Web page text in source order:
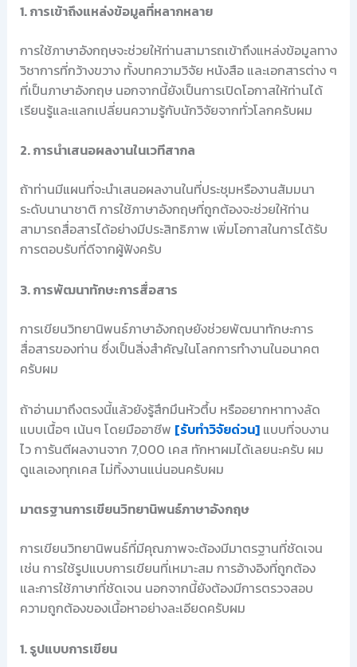
1. การเข้าถึงแหล่งข้อมูลที่หลากหลาย
การใช้ภาษาอังกฤษจะช่วยให้ท่านสามารถเข้าถึงแหล่งข้อมูลทาง
วิชาการที่กว้างขวาง ทั้งบทความวิจัย หนังสือ และเอกสารต่าง ๆ
ที่เป็นภาษาอังกฤษ นอกจากนี้ยังเป็นการเปิดโอกาสให้ท่านได้
เรียนรู้และแลกเปลี่ยนความรู้กับนักวิจัยจากทั่วโลกครับผม
2. การนำเสนอผลงานในเวทีสากล
ถ้าท่านมีแผนที่จะนำเสนอผลงานในที่ประชุมหรืองานสัมมนา
ระดับนานาชาติ การใช้ภาษาอังกฤษที่ถูกต้องจะช่วยให้ท่าน
สามารถสื่อสารได้อย่างมีประสิทธิภาพ เพิ่มโอกาสในการได้รับ
การตอบรับที่ดีจากผู้ฟังครับ
3. การพัฒนาทักษะการสื่อสาร
การเขียนวิทยานิพนธ์ภาษาอังกฤษยังช่วยพัฒนาทักษะการ
สื่อสารของท่าน ซึ่งเป็นสิ่งสำคัญในโลกการทำงานในอนาคต
ครับผม
ถ้าอ่านมาถึงตรงนี้แล้วยังรู้สึกมึนหัวตึ้บ หรืออยากหาทางลัด
แบบเนื้อๆ เน้นๆ โดยมืออาชีพ [รับทำวิจัยด่วน]แบบที่จบงาน
ไว การันตีผลงานจาก 7,000 เคส ทักหาผมได้เลยนะครับ ผม
ดูแลเองทุกเคส ไม่ทิ้งงานแน่นอนครับผม
มาตรฐานการเขียนวิทยานิพนธ์ภาษาอังกฤษ
การเขียนวิทยานิพนธ์ที่มีคุณภาพจะต้องมีมาตรฐานที่ชัดเจน
เช่น การใช้รูปแบบการเขียนที่เหมาะสม การอ้างอิงที่ถูกต้อง
และการใช้ภาษาที่ชัดเจน นอกจากนี้ยังต้องมีการตรวจสอบ
ความถูกต้องของเนื้อหาอย่างละเอียดครับผม
1. รูปแบบการเขียน